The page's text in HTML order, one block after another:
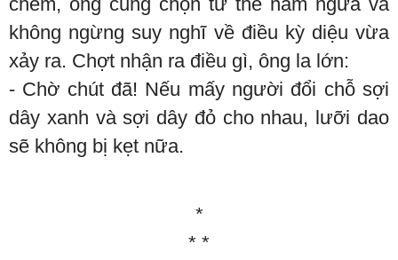
không ngừng suy nghĩ về điều kỳ diệu vừa
xảy ra. Chợt nhận ra điều gì, ông la lớn:
- Chờ chút đã! Nếu mấy người đổi chỗ sợi
dây xanh và sợi dây đỏ cho nhau, lưỡi dao
sẽ không bị kẹt nữa.
*
* *